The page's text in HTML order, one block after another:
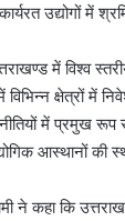
उद्योगों में
में विश्व
क्षेत्रों में
में प्रमुख
आस्थानों की
ने कहा कि